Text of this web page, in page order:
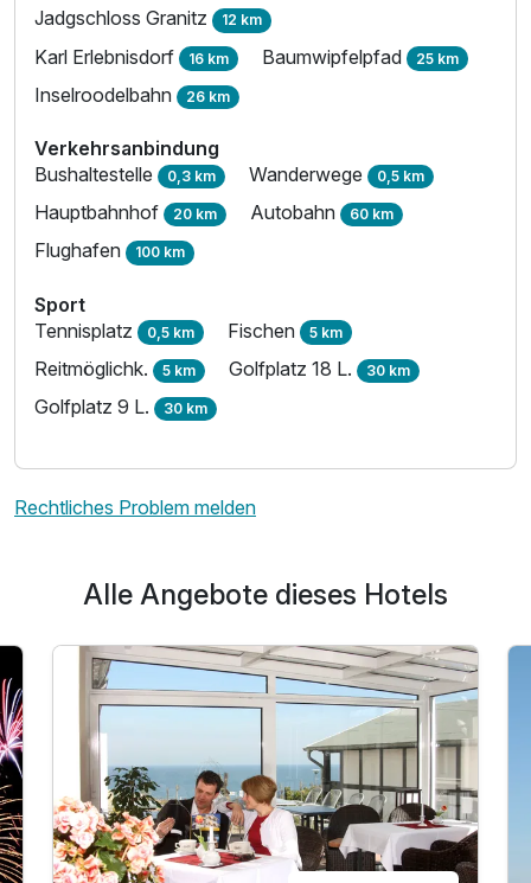
Jadgschloss Granitz 12 km
Karl Erlebnisdorf 16 km Baumwipfelpfad 25 km
Inselroodelbahn 26 km
Verkehrsanbindung
Bushaltestelle 0,3 km Wanderwege 0,5 km
Hauptbahnhof 20 km Autobahn 60 km
Flughafen 100 km
Sport
Tennisplatz 0,5 km Fischen 5 km
Reitmöglichk. 5 km Golfplatz 18 L. 30 km
Golfplatz 9 L. 30 km
Rechtliches Problem melden
Alle Angebote dieses Hotels